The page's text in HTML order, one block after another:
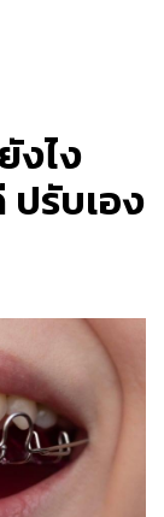
งไง
ปรับเอง